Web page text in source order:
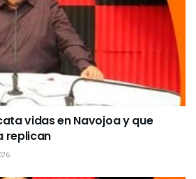
vidas en Navojoa y que
replican